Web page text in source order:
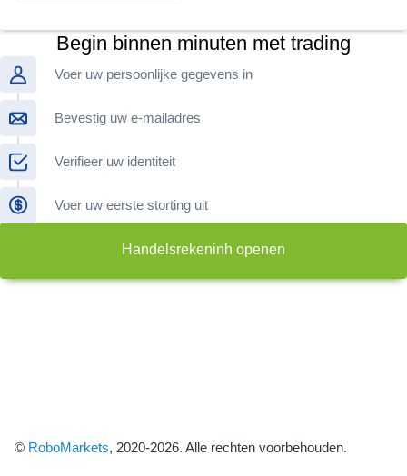
Begin binnen minuten met trading
Voer uw persoonlijke gegevens in
Bevestig uw e-mailadres
Verifieer uw identiteit
Voer uw eerste storting uit
Handelsrekeninh openen
© RoboMarkets, 2020-2026. Alle rechten voorbehouden.